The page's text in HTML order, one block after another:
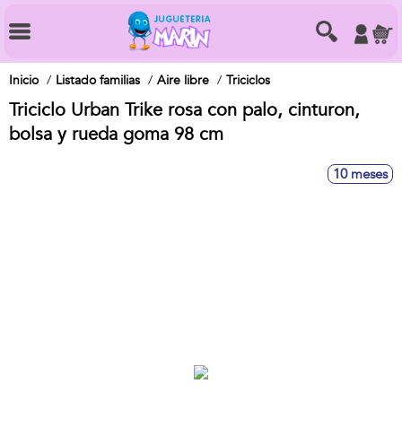
Inicio Listado familias Aire libre Triciclos
Triciclo Urban Trike rosa con palo, cinturon,
bolsa y rueda goma 98 cm
10 meses